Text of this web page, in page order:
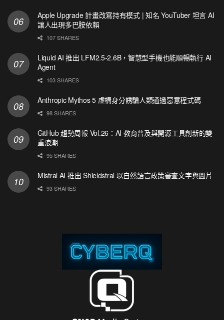
Apple Upgrade 計畫改寫持有模式 | 知名 YouTuber 坦言 AI
讓人出現多巴胺依賴
107 SHARES
Liquid AI 推出 LFM2.5-2.6B，智慧型手機也能順暢執行 AI
Agent
103 SHARES
Anthropic Mythos 5 虛構身分誘騙人類通過惡意程式碼
98 SHARES
GitHub 趨勢周報 Vol.26：AI 教育普及與開源工具創新的雙
重浪潮
95 SHARES
Mistral AI 推出 Shieldstral 以自然語言政策審查文字與圖片
93 SHARES